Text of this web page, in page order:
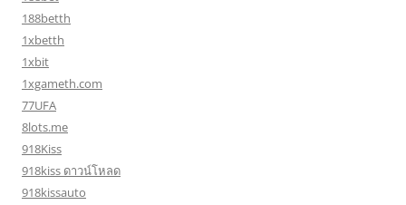
188betth
1xbetth
1xbit
1xgameth.com
77UFA
8lots.me
918Kiss
918kiss ดาวน์โหลด
918kissauto